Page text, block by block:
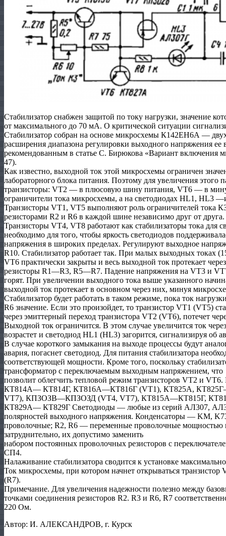
Стабилизатор снабжен защитой по току нагрузки, значение
от максимального до 70 мА. О критической ситуации
Стабилизатор собран на основе микросхемы К142ЕН6А —
расширения диапазона регулировки выходного напряжения
рекомендованным в статье С. Бирюкова «Вариант
47).
Как известно, выходной ток этой микросхемы ограничен
лабораторного блока питания. Поэтому для увеличения этого
транзисторы: VT2 — в плюсовую шину питания, VT6 — в
ограничители тока микросхемы, а на светодиодах HL1, HL3
Транзисторы VT1, VT5 выполняют роль ограничителей тока
резисторами R2 и R6 в каждой шине независимо друг от друга.
Транзисторы VT4, VT8 работают как стабилизаторы тока для
необходимо для того, чтобы яркость светодиодов
напряжения в широких пределах. Регулируют выходное
R10. Стабилизатор работает так. При малых выходных токах
VT6 практически закрыты и весь выходной ток протекает
резисторы R1—R3, R5—R7. Падение напряжения на VT3 и
горят. При увеличении выходного тока выше указанного
выходной ток протекает в основном через них, минуя
Стабилизатор будет работать в таком режиме, пока ток
R6 значение. Если это произойдет, то транзистор VT1 (VT5)
через эмиттерный переход транзистора VT2 (VT6), потечет
Выходной ток ограничится. В этом случае увеличится ток
возрастет и светодиод HL1 (HL3) загорится, сигнализируя об
В случае короткого замыкания на выходе процессы будут
авария, погаснет светодиод. Для питания стабилизатора
соответствующей мощности. Кроме того, поскольку
трансформатор с переключаемым выходным напряжением, что
позволит облегчить тепловой режим транзисторов VT2 и
КТ814А— КТ814Г, КТ816А—КТ816Г (VT1), КТ825А,
VT7), КПЗОЗВ—КПЗОЗД (VT4, VT7), КТ815А—КТ815Г,
КТ829А— КТ829Г Светодиоды — любые из серий АЛ307,
полярностей выходного напряжения. Конденсаторы — KM,
проволочные; R2, R6 — переменные проволочные мощностью
затруднительно, их допустимо заменить
набором постоянных проволочных резисторов с
СП4.
Налаживание стабилизатора сводится к установке
Ток микросхемы, при котором начнет открываться
(R7).
Примечание. Для увеличения надежности полезно между
точками соединения резисторов R2. R3 и R6, R7
220 Ом.
Автор: И. АЛЕКСАНДРОВ, г. Курск